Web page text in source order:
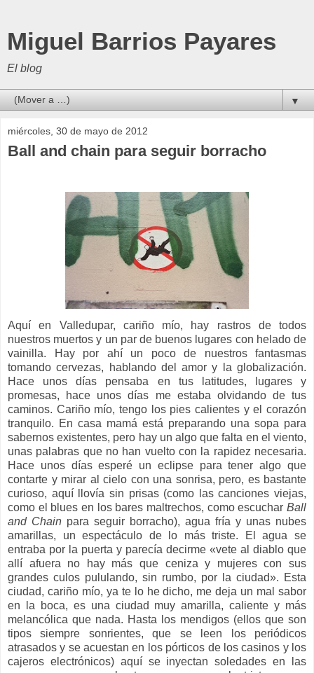
Miguel Barrios Payares
El blog
▼
miércoles, 30 de mayo de 2012
Ball and chain para seguir borracho
Aquí en Valledupar, cariño mío, hay rastros de todos
nuestros muertos y un par de buenos lugares con helado de
vainilla. Hay por ahí un poco de nuestros fantasmas
tomando cervezas, hablando del amor y la globalización.
Hace unos días pensaba en tus latitudes, lugares y
promesas, hace unos días me estaba olvidando de tus
caminos. Cariño mío, tengo los pies calientes y el corazón
tranquilo. En casa mamá está preparando una sopa para
sabernos existentes, pero hay un algo que falta en el viento,
unas palabras que no han vuelto con la rapidez necesaria.
Hace unos días esperé un eclipse para tener algo que
contarte y mirar al cielo con una sonrisa, pero, es bastante
curioso, aquí llovía sin prisas (como las canciones viejas,
como el blues en los bares maltrechos, como escuchar Ball
and Chain para seguir borracho), agua fría y unas nubes
amarillas, un espectáculo de lo más triste. El agua se
entraba por la puerta y parecía decirme «vete al diablo que
allí afuera no hay más que ceniza y mujeres con sus
grandes culos pululando, sin rumbo, por la ciudad». Esta
ciudad, cariño mío, ya te lo he dicho, me deja un mal sabor
en la boca, es una ciudad muy amarilla, caliente y más
melancólica que nada. Hasta los mendigos (ellos que son
tipos siempre sonrientes, que se leen los periódicos
atrasados y se acuestan en los pórticos de los casinos y los
cajeros electrónicos) aquí se inyectan soledades en las